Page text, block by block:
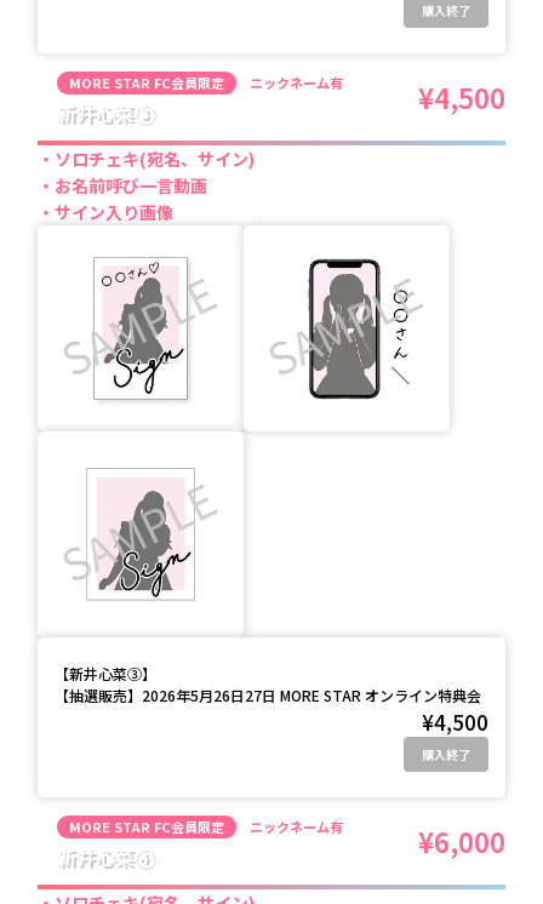
購入終了
MORE STAR FC会員限定 ニックネーム有
新井心菜③ ¥4,500
ソロチェキ(宛名、サイン)
お名前呼び一言動画
サイン入り画像
【新井心菜③】
【抽選販売】2026年5月26日27日 MORE STAR オンライン特典会
¥4,500
購入終了
MORE STAR FC会員限定 ニックネーム有
新井心菜④ ¥6,000